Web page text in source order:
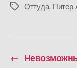
МеткиОттуда,
←